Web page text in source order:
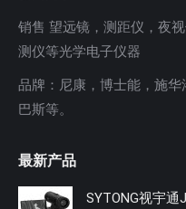
销售 望远镜，测距仪，夜
测仪等光学电子仪器
品牌：尼康，博士能，施
巴斯等。
最新产品
SYTONG视宇